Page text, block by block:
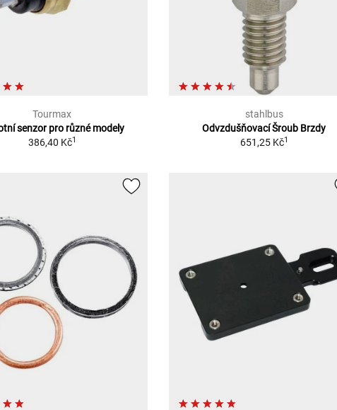
Tourmax
senzor pro různé modely
386,40 Kč1
stahlbus
Odvzdušňovací Šroub Brzdy
651,25 Kč1